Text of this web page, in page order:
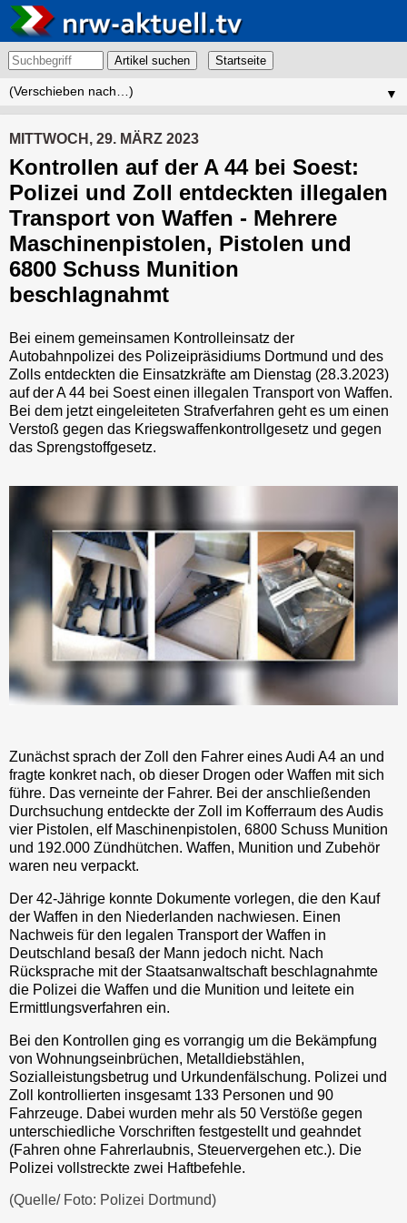
Artikel suchen
▼
MITTWOCH, 29. MÄRZ 2023
Kontrollen auf der A 44 bei Soest:
Polizei und Zoll entdeckten illegalen
Transport von Waffen - Mehrere
Maschinenpistolen, Pistolen und
6800 Schuss Munition
beschlagnahmt
Bei einem gemeinsamen Kontrolleinsatz der
Autobahnpolizei des Polizeipräsidiums Dortmund und des
Zolls entdeckten die Einsatzkräfte am Dienstag (28.3.2023)
auf der A 44 bei Soest einen illegalen Transport von Waffen.
Bei dem jetzt eingeleiteten Strafverfahren geht es um einen
Verstoß gegen das Kriegswaffenkontrollgesetz und gegen
das Sprengstoffgesetz.
Zunächst sprach der Zoll den Fahrer eines Audi A4 an und
fragte konkret nach, ob dieser Drogen oder Waffen mit sich
führe. Das verneinte der Fahrer. Bei der anschließenden
Durchsuchung entdeckte der Zoll im Kofferraum des Audis
vier Pistolen, elf Maschinenpistolen, 6800 Schuss Munition
und 192.000 Zündhütchen. Waffen, Munition und Zubehör
waren neu verpackt.
Der 42-Jährige konnte Dokumente vorlegen, die den Kauf
der Waffen in den Niederlanden nachwiesen. Einen
Nachweis für den legalen Transport der Waffen in
Deutschland besaß der Mann jedoch nicht. Nach
Rücksprache mit der Staatsanwaltschaft beschlagnahmte
die Polizei die Waffen und die Munition und leitete ein
Ermittlungsverfahren ein.
Bei den Kontrollen ging es vorrangig um die Bekämpfung
von Wohnungseinbrüchen, Metalldiebstählen,
Sozialleistungsbetrug und Urkundenfälschung. Polizei und
Zoll kontrollierten insgesamt 133 Personen und 90
Fahrzeuge. Dabei wurden mehr als 50 Verstöße gegen
unterschiedliche Vorschriften festgestellt und geahndet
(Fahren ohne Fahrerlaubnis, Steuervergehen etc.). Die
Polizei vollstreckte zwei Haftbefehle.
(Quelle/ Foto: Polizei Dortmund)